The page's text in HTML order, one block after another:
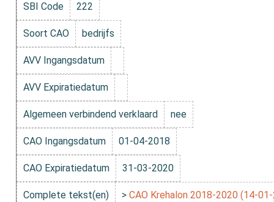
SBI Code 222
Soort CAO bedrijfs
AVV Ingangsdatum
AVV Expiratiedatum
Algemeen verbindend verklaard nee
CAO Ingangsdatum 01-04-2018
CAO Expiratiedatum 31-03-2020
Complete tekst(en) >CAO Krehalon 2018-2020 (14-